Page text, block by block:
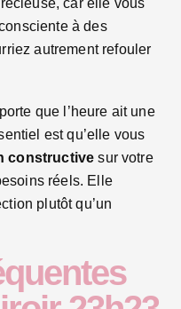
car elle vous
à des
autrement refouler
que l’heure ait une
est qu’elle vous
constructive sur votre
réels. Elle
plutôt qu’un